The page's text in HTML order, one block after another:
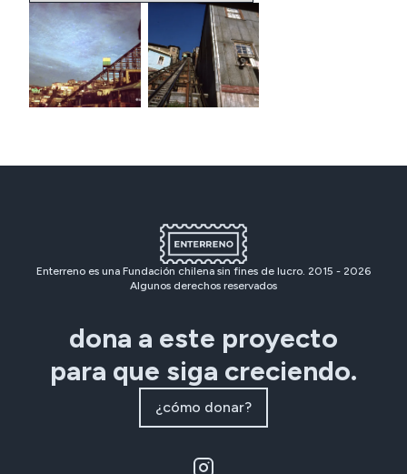
Enterreno es una Fundación chilena sin fines de lucro. 2015 - 2026
Algunos derechos reservados
dona a este proyecto
para que siga creciendo.
¿cómo donar?